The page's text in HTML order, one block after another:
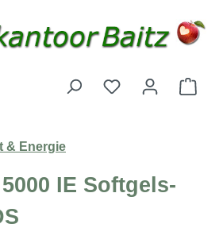
Du hast 0
& Energie
IE Softgels-